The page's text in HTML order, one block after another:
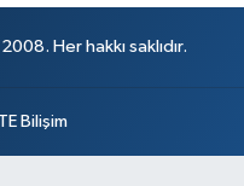
Her hakkı saklıdır.
TE Bilişim